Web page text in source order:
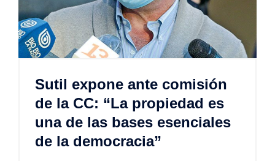
Sutil expone ante comisión
de la CC: “La propiedad es
una de las bases esenciales
de la democracia”